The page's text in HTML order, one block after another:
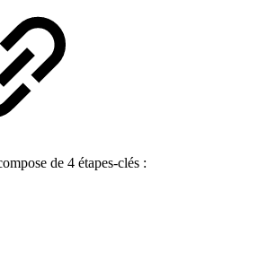
de 4 étapes-clés :